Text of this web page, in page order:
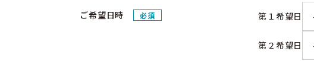
ご希望日時 必須 第１希望日
第２希望日